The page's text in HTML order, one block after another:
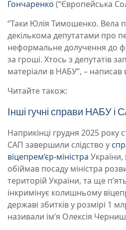
Гончаренко (“Європейська
“Таки Юлія Тимошенко. Вела
декількома депутатами про
неформальне долучення до
за гроші. Хтось з депутатів
матеріали в НАБУ”, – написав
Читайте також:
Інші гучні справи НАБУ і
Наприкінці грудня 2025 року
САП завершили слідство у
віцепрем’єр-міністра
обіймав посаду міністра
територій України, та ще
інкримінує колишньому
державі збитків у розмірі 1
називали імʼя Олексія